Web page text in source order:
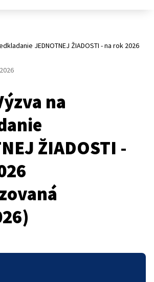
JEDNOTNEJ ŽIADOSTI - na rok 2026
na
ŽIADOSTI -